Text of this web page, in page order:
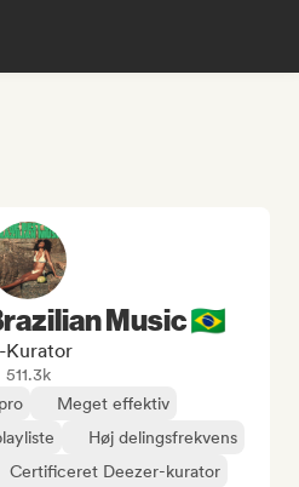
Music 🇧🇷
Kurator
511.3k
Meget effektiv
Høj delingsfrekvens
Certificeret Deezer-kurator